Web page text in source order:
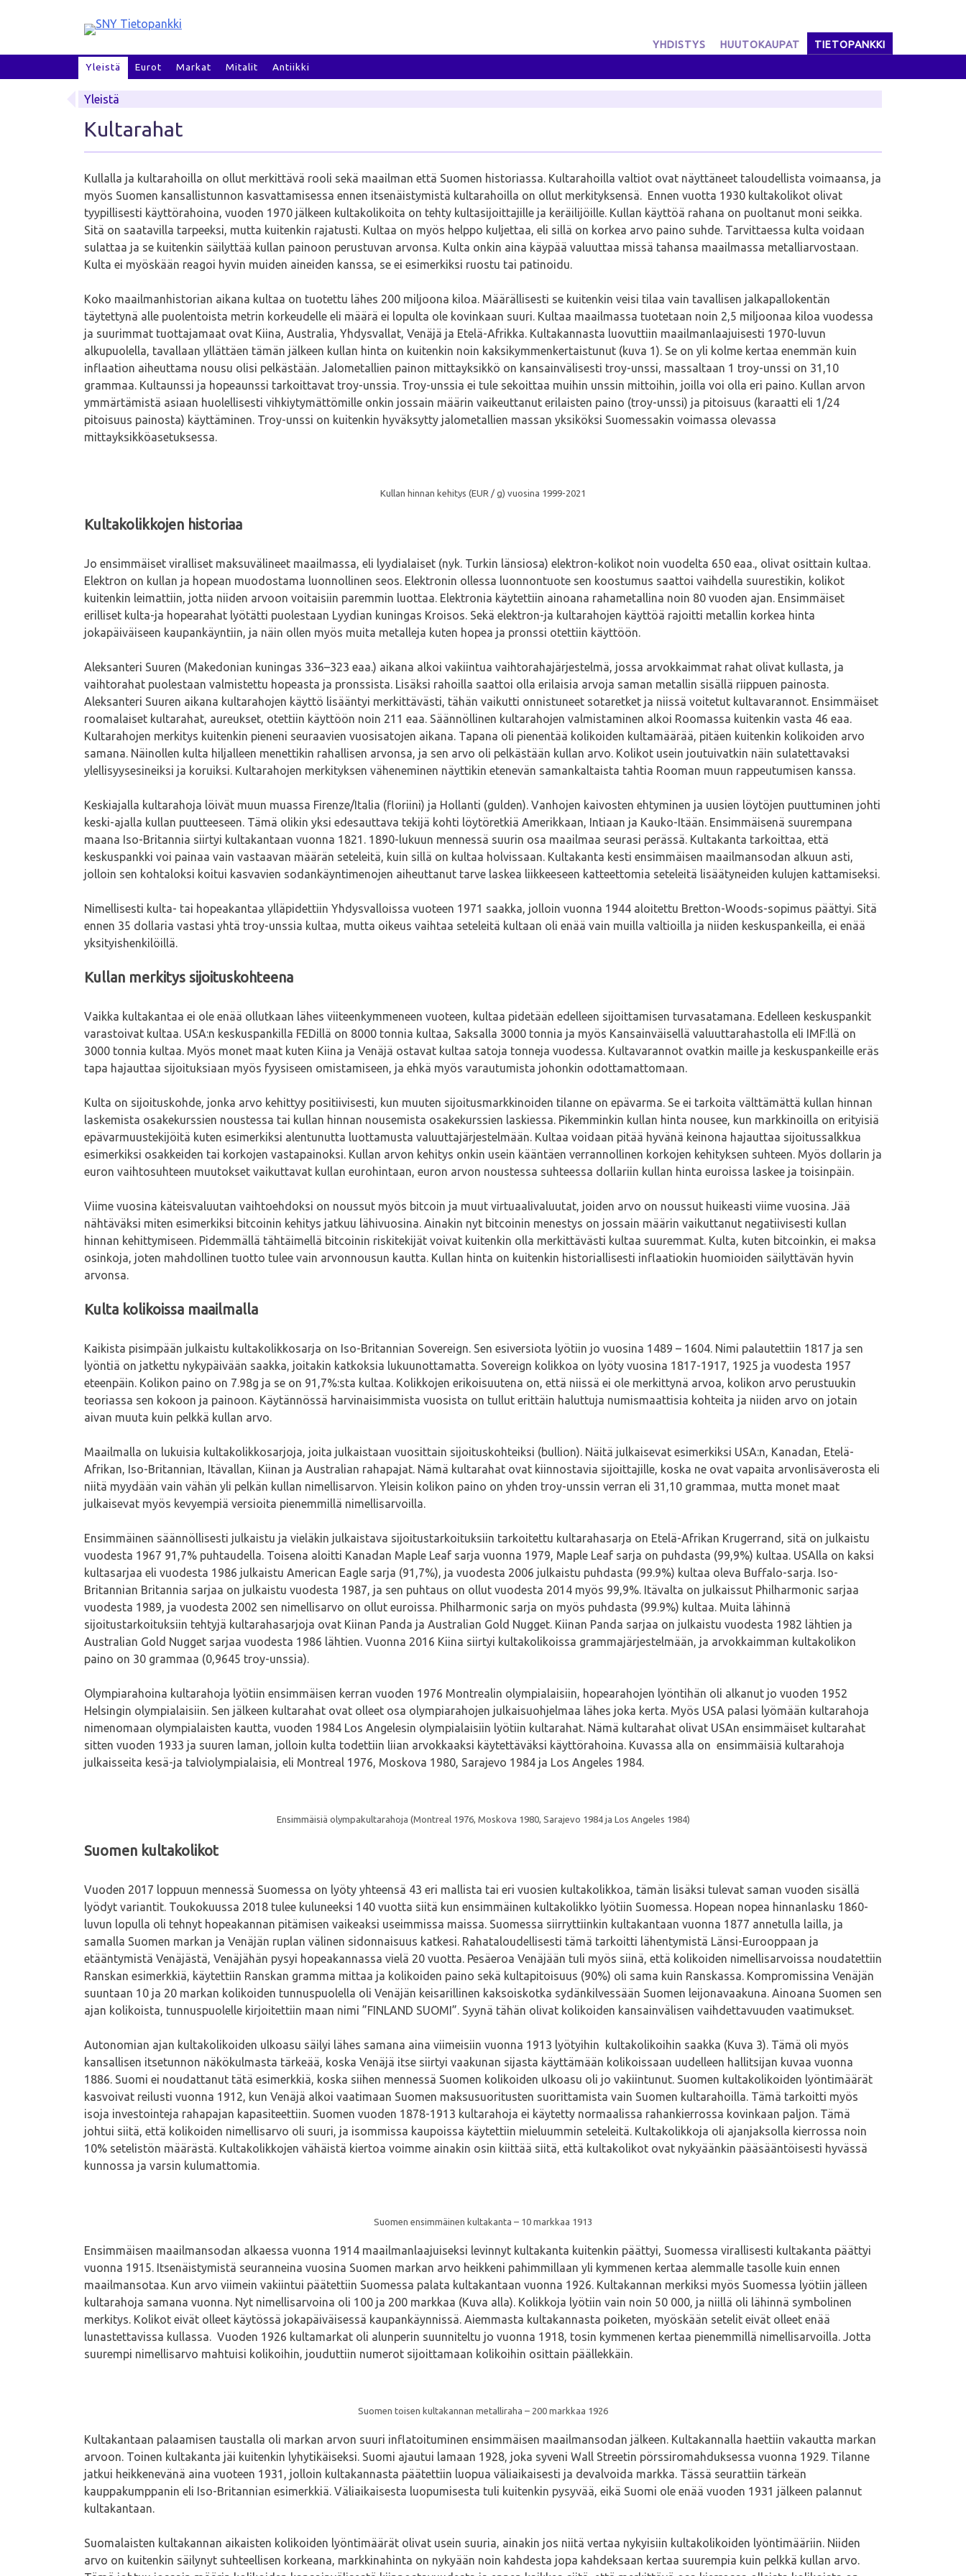
YHDISTYS HUUTOKAUPAT
TIETOPANKKI
Yleistä
Eurot Markat Mitalit Antiikki
Yleistä
Kultarahat
Kullalla ja kultarahoilla on ollut merkittävä rooli sekä maailman että Suomen historiassa. Kultarahoilla valtiot ovat näyttäneet taloudellista voimaansa, ja
myös Suomen kansallistunnon kasvattamisessa ennen itsenäistymistä kultarahoilla on ollut merkityksensä. Ennen vuotta 1930 kultakolikot olivat
tyypillisesti käyttörahoina, vuoden 1970 jälkeen kultakolikoita on tehty kultasijoittajille ja keräilijöille. Kullan käyttöä rahana on puoltanut moni seikka.
Sitä on saatavilla tarpeeksi, mutta kuitenkin rajatusti. Kultaa on myös helppo kuljettaa, eli sillä on korkea arvo paino suhde. Tarvittaessa kulta voidaan
sulattaa ja se kuitenkin säilyttää kullan painoon perustuvan arvonsa. Kulta onkin aina käypää valuuttaa missä tahansa maailmassa metalliarvostaan.
Kulta ei myöskään reagoi hyvin muiden aineiden kanssa, se ei esimerkiksi ruostu tai patinoidu.
Koko maailmanhistorian aikana kultaa on tuotettu lähes 200 miljoona kiloa. Määrällisesti se kuitenkin veisi tilaa vain tavallisen jalkapallokentän
täytettynä alle puolentoista metrin korkeudelle eli määrä ei lopulta ole kovinkaan suuri. Kultaa maailmassa tuotetaan noin 2,5 miljoonaa kiloa vuodessa
ja suurimmat tuottajamaat ovat Kiina, Australia, Yhdysvallat, Venäjä ja Etelä-Afrikka. Kultakannasta luovuttiin maailmanlaajuisesti 1970-luvun
alkupuolella, tavallaan yllättäen tämän jälkeen kullan hinta on kuitenkin noin kaksikymmenkertaistunut (kuva 1). Se on yli kolme kertaa enemmän kuin
inflaation aiheuttama nousu olisi pelkästään. Jalometallien painon mittayksikkö on kansainvälisesti troy-unssi, massaltaan 1 troy-unssi on 31,10
grammaa. Kultaunssi ja hopeaunssi tarkoittavat troy-unssia. Troy-unssia ei tule sekoittaa muihin unssin mittoihin, joilla voi olla eri paino. Kullan arvon
ymmärtämistä asiaan huolellisesti vihkiytymättömille onkin jossain määrin vaikeuttanut erilaisten paino (troy-unssi) ja pitoisuus (karaatti eli 1/24
pitoisuus painosta) käyttäminen. Troy-unssi on kuitenkin hyväksytty jalometallien massan yksiköksi Suomessakin voimassa olevassa
mittayksikköasetuksessa.
Kullan hinnan kehitys (EUR / g) vuosina 1999-2021
Kultakolikkojen historiaa
Jo ensimmäiset viralliset maksuvälineet maailmassa, eli lyydialaiset (nyk. Turkin länsiosa) elektron-kolikot noin vuodelta 650 eaa., olivat osittain kultaa.
Elektron on kullan ja hopean muodostama luonnollinen seos. Elektronin ollessa luonnontuote sen koostumus saattoi vaihdella suurestikin, kolikot
kuitenkin leimattiin, jotta niiden arvoon voitaisiin paremmin luottaa. Elektronia käytettiin ainoana rahametallina noin 80 vuoden ajan. Ensimmäiset
erilliset kulta-ja hopearahat lyötätti puolestaan Lyydian kuningas Kroisos. Sekä elektron-ja kultarahojen käyttöä rajoitti metallin korkea hinta
jokapäiväiseen kaupankäyntiin, ja näin ollen myös muita metalleja kuten hopea ja pronssi otettiin käyttöön.
Aleksanteri Suuren (Makedonian kuningas 336–323 eaa.) aikana alkoi vakiintua vaihtorahajärjestelmä, jossa arvokkaimmat rahat olivat kullasta, ja
vaihtorahat puolestaan valmistettu hopeasta ja pronssista. Lisäksi rahoilla saattoi olla erilaisia arvoja saman metallin sisällä riippuen painosta.
Aleksanteri Suuren aikana kultarahojen käyttö lisääntyi merkittävästi, tähän vaikutti onnistuneet sotaretket ja niissä voitetut kultavarannot. Ensimmäiset
roomalaiset kultarahat, aureukset, otettiin käyttöön noin 211 eaa. Säännöllinen kultarahojen valmistaminen alkoi Roomassa kuitenkin vasta 46 eaa.
Kultarahojen merkitys kuitenkin pieneni seuraavien vuosisatojen aikana. Tapana oli pienentää kolikoiden kultamäärää, pitäen kuitenkin kolikoiden arvo
samana. Näinollen kulta hiljalleen menettikin rahallisen arvonsa, ja sen arvo oli pelkästään kullan arvo. Kolikot usein joutuivatkin näin sulatettavaksi
ylellisyysesineiksi ja koruiksi. Kultarahojen merkityksen väheneminen näyttikin etenevän samankaltaista tahtia Rooman muun rappeutumisen kanssa.
Keskiajalla kultarahoja löivät muun muassa Firenze/Italia (floriini) ja Hollanti (gulden). Vanhojen kaivosten ehtyminen ja uusien löytöjen puuttuminen johti
keski-ajalla kullan puutteeseen. Tämä olikin yksi edesauttava tekijä kohti löytöretkiä Amerikkaan, Intiaan ja Kauko-Itään. Ensimmäisenä suurempana
maana Iso-Britannia siirtyi kultakantaan vuonna 1821. 1890-lukuun mennessä suurin osa maailmaa seurasi perässä. Kultakanta tarkoittaa, että
keskuspankki voi painaa vain vastaavan määrän seteleitä, kuin sillä on kultaa holvissaan. Kultakanta kesti ensimmäisen maailmansodan alkuun asti,
jolloin sen kohtaloksi koitui kasvavien sodankäyntimenojen aiheuttanut tarve laskea liikkeeseen katteettomia seteleitä lisäätyneiden kulujen kattamiseksi.
Nimellisesti kulta- tai hopeakantaa ylläpidettiin Yhdysvalloissa vuoteen 1971 saakka, jolloin vuonna 1944 aloitettu Bretton-Woods-sopimus päättyi. Sitä
ennen 35 dollaria vastasi yhtä troy-unssia kultaa, mutta oikeus vaihtaa seteleitä kultaan oli enää vain muilla valtioilla ja niiden keskuspankeilla, ei enää
yksityishenkilöillä.
Kullan merkitys sijoituskohteena
Vaikka kultakantaa ei ole enää ollutkaan lähes viiteenkymmeneen vuoteen, kultaa pidetään edelleen sijoittamisen turvasatamana. Edelleen keskuspankit
varastoivat kultaa. USA:n keskuspankilla FEDillä on 8000 tonnia kultaa, Saksalla 3000 tonnia ja myös Kansainväisellä valuuttarahastolla eli IMF:llä on
3000 tonnia kultaa. Myös monet maat kuten Kiina ja Venäjä ostavat kultaa satoja tonneja vuodessa. Kultavarannot ovatkin maille ja keskuspankeille eräs
tapa hajauttaa sijoituksiaan myös fyysiseen omistamiseen, ja ehkä myös varautumista johonkin odottamattomaan.
Kulta on sijoituskohde, jonka arvo kehittyy positiivisesti, kun muuten sijoitusmarkkinoiden tilanne on epävarma. Se ei tarkoita välttämättä kullan hinnan
laskemista osakekurssien noustessa tai kullan hinnan nousemista osakekurssien laskiessa. Pikemminkin kullan hinta nousee, kun markkinoilla on erityisiä
epävarmuustekijöitä kuten esimerkiksi alentunutta luottamusta valuuttajärjestelmään. Kultaa voidaan pitää hyvänä keinona hajauttaa sijoitussalkkua
esimerkiksi osakkeiden tai korkojen vastapainoksi. Kullan arvon kehitys onkin usein kääntäen verrannollinen korkojen kehityksen suhteen. Myös dollarin ja
euron vaihtosuhteen muutokset vaikuttavat kullan eurohintaan, euron arvon noustessa suhteessa dollariin kullan hinta euroissa laskee ja toisinpäin.
Viime vuosina käteisvaluutan vaihtoehdoksi on noussut myös bitcoin ja muut virtuaalivaluutat, joiden arvo on noussut huikeasti viime vuosina. Jää
nähtäväksi miten esimerkiksi bitcoinin kehitys jatkuu lähivuosina. Ainakin nyt bitcoinin menestys on jossain määrin vaikuttanut negatiivisesti kullan
hinnan kehittymiseen. Pidemmällä tähtäimellä bitcoinin riskitekijät voivat kuitenkin olla merkittävästi kultaa suuremmat. Kulta, kuten bitcoinkin, ei maksa
osinkoja, joten mahdollinen tuotto tulee vain arvonnousun kautta. Kullan hinta on kuitenkin historiallisesti inflaatiokin huomioiden säilyttävän hyvin
arvonsa.
Kulta kolikoissa maailmalla
Kaikista pisimpään julkaistu kultakolikkosarja on Iso-Britannian Sovereign. Sen esiversiota lyötiin jo vuosina 1489 – 1604. Nimi palautettiin 1817 ja sen
lyöntiä on jatkettu nykypäivään saakka, joitakin katkoksia lukuunottamatta. Sovereign kolikkoa on lyöty vuosina 1817-1917, 1925 ja vuodesta 1957
eteenpäin. Kolikon paino on 7.98g ja se on 91,7%:sta kultaa. Kolikkojen erikoisuutena on, että niissä ei ole merkittynä arvoa, kolikon arvo perustuukin
teoriassa sen kokoon ja painoon. Käytännössä harvinaisimmista vuosista on tullut erittäin haluttuja numismaattisia kohteita ja niiden arvo on jotain
aivan muuta kuin pelkkä kullan arvo.
Maailmalla on lukuisia kultakolikkosarjoja, joita julkaistaan vuosittain sijoituskohteiksi (bullion). Näitä julkaisevat esimerkiksi USA:n, Kanadan, Etelä-
Afrikan, Iso-Britannian, Itävallan, Kiinan ja Australian rahapajat. Nämä kultarahat ovat kiinnostavia sijoittajille, koska ne ovat vapaita arvonlisäverosta eli
niitä myydään vain vähän yli pelkän kullan nimellisarvon. Yleisin kolikon paino on yhden troy-unssin verran eli 31,10 grammaa, mutta monet maat
julkaisevat myös kevyempiä versioita pienemmillä nimellisarvoilla.
Ensimmäinen säännöllisesti julkaistu ja vieläkin julkaistava sijoitustarkoituksiin tarkoitettu kultarahasarja on Etelä-Afrikan Krugerrand, sitä on julkaistu
vuodesta 1967 91,7% puhtaudella. Toisena aloitti Kanadan Maple Leaf sarja vuonna 1979, Maple Leaf sarja on puhdasta (99,9%) kultaa. USAlla on kaksi
kultasarjaa eli vuodesta 1986 julkaistu American Eagle sarja (91,7%), ja vuodesta 2006 julkaistu puhdasta (99.9%) kultaa oleva Buffalo-sarja. Iso-
Britannian Britannia sarjaa on julkaistu vuodesta 1987, ja sen puhtaus on ollut vuodesta 2014 myös 99,9%. Itävalta on julkaissut Philharmonic sarjaa
vuodesta 1989, ja vuodesta 2002 sen nimellisarvo on ollut euroissa. Philharmonic sarja on myös puhdasta (99.9%) kultaa. Muita lähinnä
sijoitustarkoituksiin tehtyjä kultarahasarjoja ovat Kiinan Panda ja Australian Gold Nugget. Kiinan Panda sarjaa on julkaistu vuodesta 1982 lähtien ja
Australian Gold Nugget sarjaa vuodesta 1986 lähtien. Vuonna 2016 Kiina siirtyi kultakolikoissa grammajärjestelmään, ja arvokkaimman kultakolikon
paino on 30 grammaa (0,9645 troy-unssia).
Olympiarahoina kultarahoja lyötiin ensimmäisen kerran vuoden 1976 Montrealin olympialaisiin, hopearahojen lyöntihän oli alkanut jo vuoden 1952
Helsingin olympialaisiin. Sen jälkeen kultarahat ovat olleet osa olympiarahojen julkaisuohjelmaa lähes joka kerta. Myös USA palasi lyömään kultarahoja
nimenomaan olympialaisten kautta, vuoden 1984 Los Angelesin olympialaisiin lyötiin kultarahat. Nämä kultarahat olivat USAn ensimmäiset kultarahat
sitten vuoden 1933 ja suuren laman, jolloin kulta todettiin liian arvokkaaksi käytettäväksi käyttörahoina. Kuvassa alla on ensimmäisiä kultarahoja
julkaisseita kesä-ja talviolympialaisia, eli Montreal 1976, Moskova 1980, Sarajevo 1984 ja Los Angeles 1984.
Ensimmäisiä olympakultarahoja (Montreal 1976, Moskova 1980, Sarajevo 1984 ja Los Angeles 1984)
Suomen kultakolikot
Vuoden 2017 loppuun mennessä Suomessa on lyöty yhteensä 43 eri mallista tai eri vuosien kultakolikkoa, tämän lisäksi tulevat saman vuoden sisällä
lyödyt variantit. Toukokuussa 2018 tulee kuluneeksi 140 vuotta siitä kun ensimmäinen kultakolikko lyötiin Suomessa. Hopean nopea hinnanlasku 1860-
luvun lopulla oli tehnyt hopeakannan pitämisen vaikeaksi useimmissa maissa. Suomessa siirryttiinkin kultakantaan vuonna 1877 annetulla lailla, ja
samalla Suomen markan ja Venäjän ruplan välinen sidonnaisuus katkesi. Rahataloudellisesti tämä tarkoitti lähentymistä Länsi-Eurooppaan ja
etääntymistä Venäjästä, Venäjähän pysyi hopeakannassa vielä 20 vuotta. Pesäeroa Venäjään tuli myös siinä, että kolikoiden nimellisarvoissa noudatettiin
Ranskan esimerkkiä, käytettiin Ranskan gramma mittaa ja kolikoiden paino sekä kultapitoisuus (90%) oli sama kuin Ranskassa. Kompromissina Venäjän
suuntaan 10 ja 20 markan kolikoiden tunnuspuolella oli Venäjän keisarillinen kaksoiskotka sydänkilvessään Suomen leijonavaakuna. Ainoana Suomen sen
ajan kolikoista, tunnuspuolelle kirjoitettiin maan nimi ”FINLAND SUOMI”. Syynä tähän olivat kolikoiden kansainvälisen vaihdettavuuden vaatimukset.
Autonomian ajan kultakolikoiden ulkoasu säilyi lähes samana aina viimeisiin vuonna 1913 lyötyihin kultakolikoihin saakka (Kuva 3). Tämä oli myös
kansallisen itsetunnon näkökulmasta tärkeää, koska Venäjä itse siirtyi vaakunan sijasta käyttämään kolikoissaan uudelleen hallitsijan kuvaa vuonna
1886. Suomi ei noudattanut tätä esimerkkiä, koska siihen mennessä Suomen kolikoiden ulkoasu oli jo vakiintunut. Suomen kultakolikoiden lyöntimäärät
kasvoivat reilusti vuonna 1912, kun Venäjä alkoi vaatimaan Suomen maksusuoritusten suorittamista vain Suomen kultarahoilla. Tämä tarkoitti myös
isoja investointeja rahapajan kapasiteettiin. Suomen vuoden 1878-1913 kultarahoja ei käytetty normaalissa rahankierrossa kovinkaan paljon. Tämä
johtui siitä, että kolikoiden nimellisarvo oli suuri, ja isommissa kaupoissa käytettiin mieluummin seteleitä. Kultakolikkoja oli ajanjaksolla kierrossa noin
10% setelistön määrästä. Kultakolikkojen vähäistä kiertoa voimme ainakin osin kiittää siitä, että kultakolikot ovat nykyäänkin pääsääntöisesti hyvässä
kunnossa ja varsin kulumattomia.
Suomen ensimmäinen kultakanta – 10 markkaa 1913
Ensimmäisen maailmansodan alkaessa vuonna 1914 maailmanlaajuiseksi levinnyt kultakanta kuitenkin päättyi, Suomessa virallisesti kultakanta päättyi
vuonna 1915. Itsenäistymistä seuranneina vuosina Suomen markan arvo heikkeni pahimmillaan yli kymmenen kertaa alemmalle tasolle kuin ennen
maailmansotaa. Kun arvo viimein vakiintui päätettiin Suomessa palata kultakantaan vuonna 1926. Kultakannan merkiksi myös Suomessa lyötiin jälleen
kultarahoja samana vuonna. Nyt nimellisarvoina oli 100 ja 200 markkaa (Kuva alla). Kolikkoja lyötiin vain noin 50 000, ja niillä oli lähinnä symbolinen
merkitys. Kolikot eivät olleet käytössä jokapäiväisessä kaupankäynnissä. Aiemmasta kultakannasta poiketen, myöskään setelit eivät olleet enää
lunastettavissa kullassa. Vuoden 1926 kultamarkat oli alunperin suunniteltu jo vuonna 1918, tosin kymmenen kertaa pienemmillä nimellisarvoilla. Jotta
suurempi nimellisarvo mahtuisi kolikoihin, jouduttiin numerot sijoittamaan kolikoihin osittain päällekkäin.
Suomen toisen kultakannan metalliraha – 200 markkaa 1926
Kultakantaan palaamisen taustalla oli markan arvon suuri inflatoituminen ensimmäisen maailmansodan jälkeen. Kultakannalla haettiin vakautta markan
arvoon. Toinen kultakanta jäi kuitenkin lyhytikäiseksi. Suomi ajautui lamaan 1928, joka syveni Wall Streetin pörssiromahduksessa vuonna 1929. Tilanne
jatkui heikkenevänä aina vuoteen 1931, jolloin kultakannasta päätettiin luopua väliaikaisesti ja devalvoida markka. Tässä seurattiin tärkeän
kauppakumppanin eli Iso-Britannian esimerkkiä. Väliaikaisesta luopumisesta tuli kuitenkin pysyvää, eikä Suomi ole enää vuoden 1931 jälkeen palannut
kultakantaan.
Suomalaisten kultakannan aikaisten kolikoiden lyöntimäärät olivat usein suuria, ainakin jos niitä vertaa nykyisiin kultakolikoiden lyöntimääriin. Niiden
arvo on kuitenkin säilynyt suhteellisen korkeana, markkinahinta on nykyään noin kahdesta jopa kahdeksaan kertaa suurempia kuin pelkkä kullan arvo.